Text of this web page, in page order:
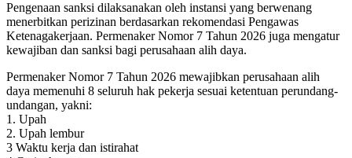
Pengenaan sanksi dilaksanakan oleh instansi yang berwenang
menerbitkan perizinan berdasarkan rekomendasi Pengawas
Ketenagakerjaan. Permenaker Nomor 7 Tahun 2026 juga mengatur
kewajiban dan sanksi bagi perusahaan alih daya.
Permenaker Nomor 7 Tahun 2026 mewajibkan perusahaan alih
daya memenuhi 8 seluruh hak pekerja sesuai ketentuan perundang-
undangan, yakni:
1. Upah
2. Upah lembur
3 Waktu kerja dan istirahat